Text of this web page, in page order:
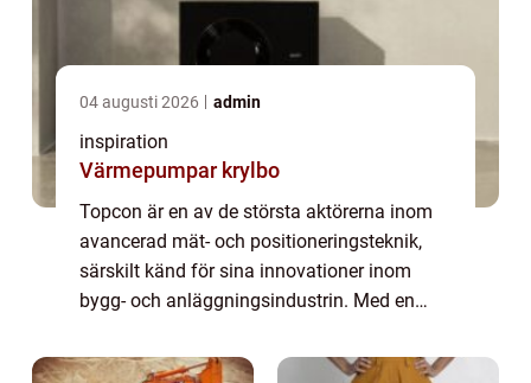
04 augusti 2026 admin
inspiration
Värmepumpar krylbo
Topcon är en av de största aktörerna inom
avancerad mät- och positioneringsteknik,
särskilt känd för sina innovationer inom
bygg- och anläggningsindustrin. Med en